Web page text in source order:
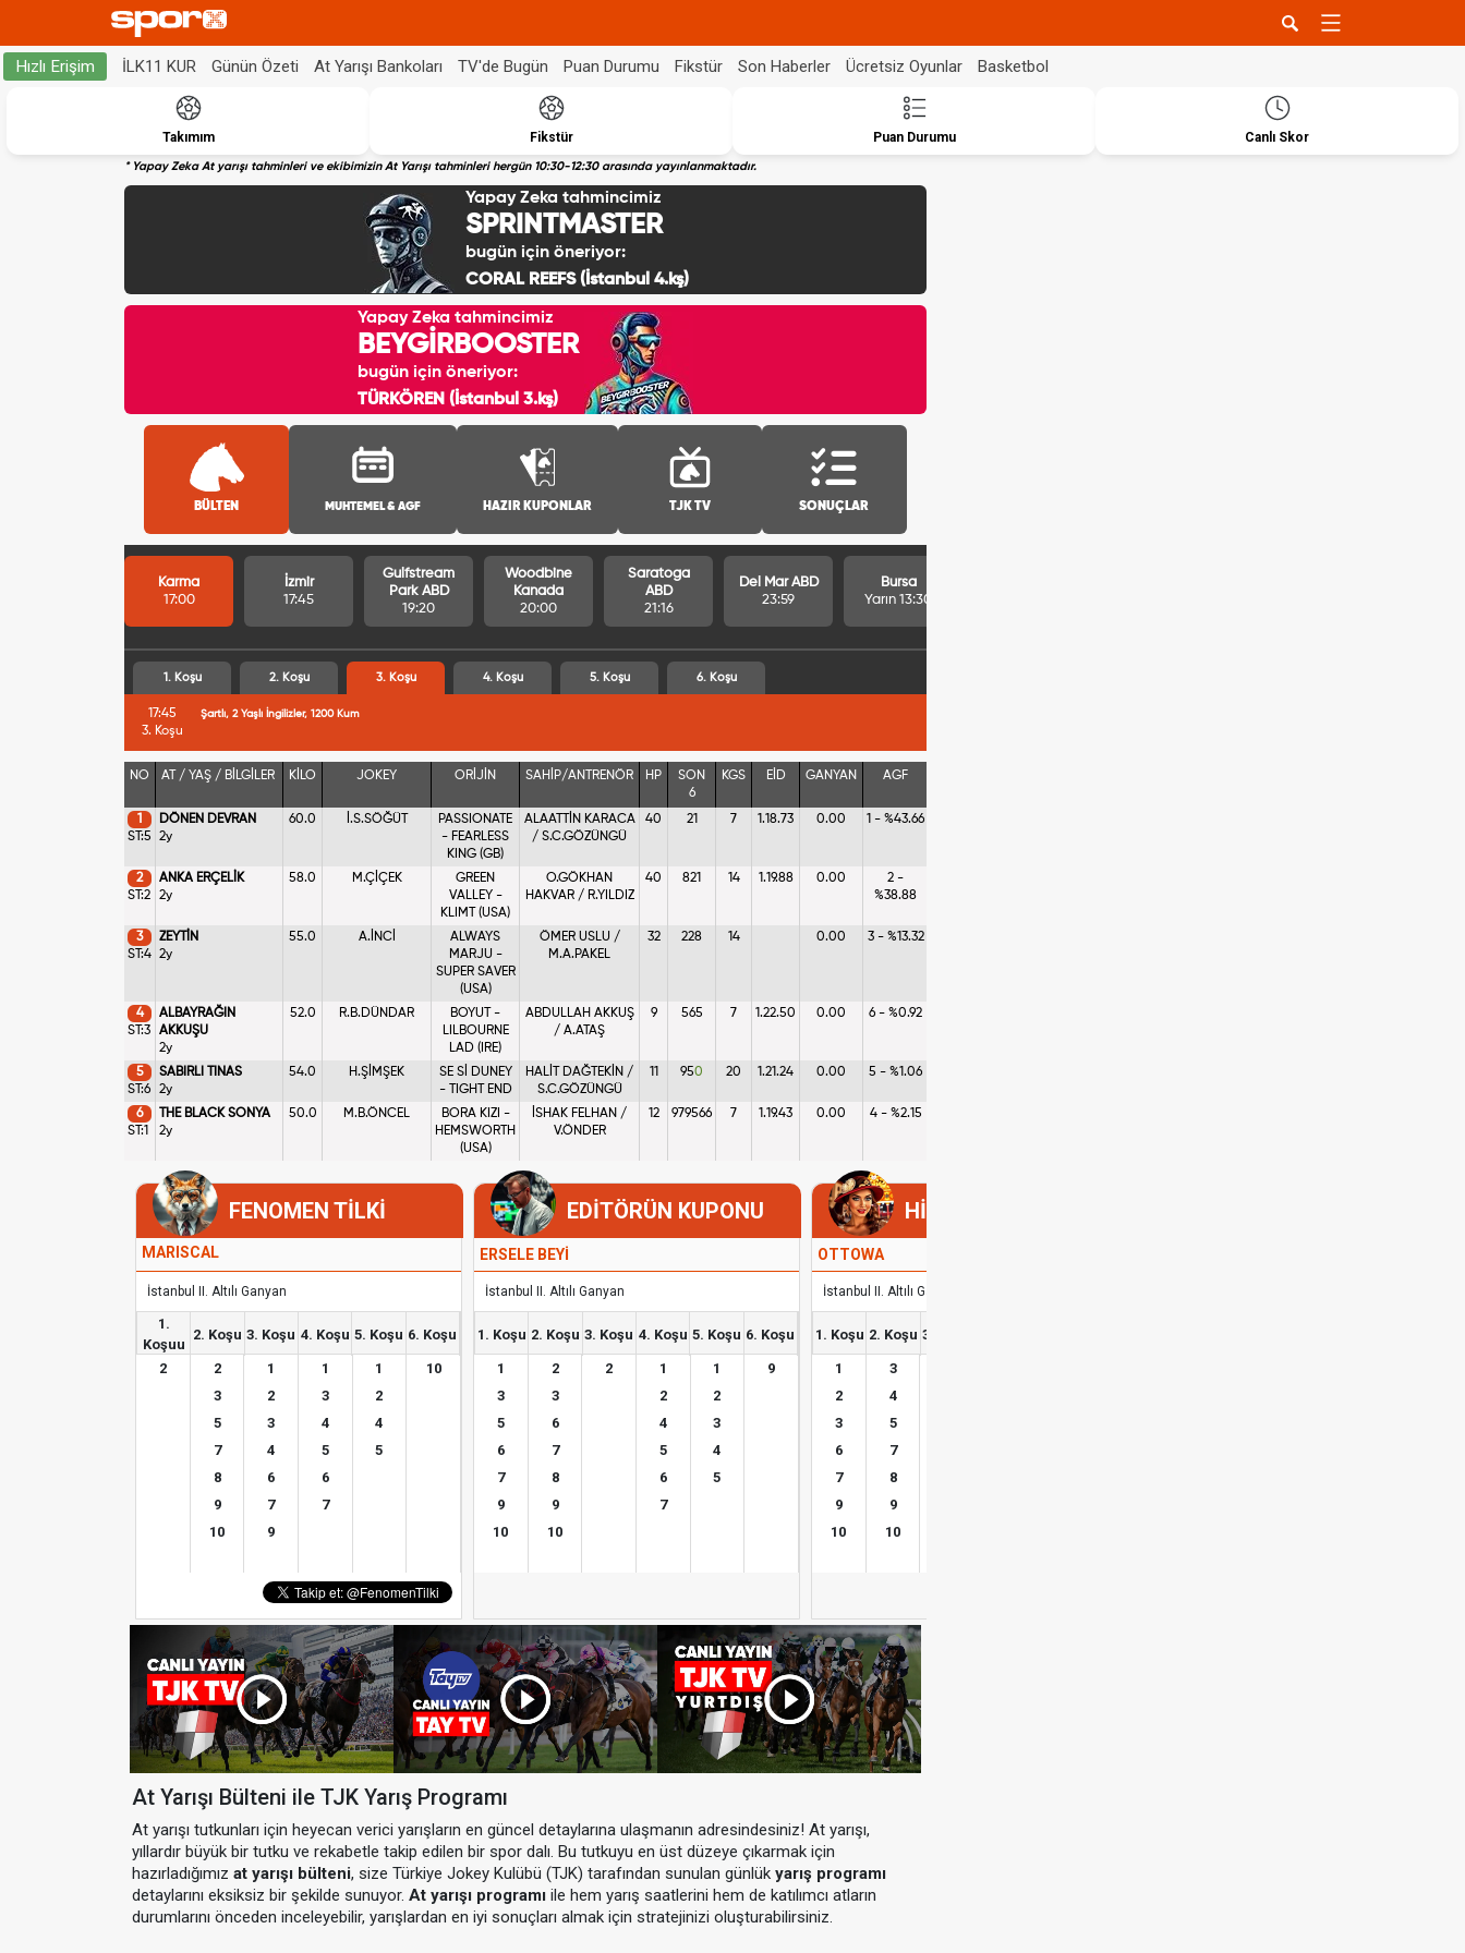
Hızlı Erişim İLK11 KUR Günün Özeti At Yarışı Bankoları TV'de Bugün Puan Durumu Fikstür Son Haberler Ücretsiz Oyunlar Basketbol
Takımım Fikstür Puan Durumu Canlı Skor
* Yapay Zeka At yarışı tahminleri ve ekibimizin At Yarışı tahminleri hergün 10:30-12:30 arasında yayınlanmaktadır.
Yapay Zeka tahmincimiz
SPRINTMASTER
bugün için öneriyor:
CORAL REEFS (İstanbul 4.kş)
Yapay Zeka tahmincimiz
BEYGİRBOOSTER
bugün için öneriyor:
TÜRKÖREN (İstanbul 3.kş)
BÜLTEN MUHTEMEL & AGF HAZIR KUPONLAR TJK TV SONUÇLAR
Karma
17:00
İzmir
17:45
Gulfstream
Park ABD
19:20
Woodbine
Kanada
20:00
Saratoga
ABD
21:16
Del Mar ABD
23:59
Bursa
Yarın 13:30
1. Koşu 2. Koşu 3. Koşu 4. Koşu 5. Koşu 6. Koşu
17:45
3. Koşu
Şartlı, 2 Yaşlı İngilizler, 1200 Kum
NO AT / YAŞ / BİLGİLER KİLO JOKEY ORİJİN SAHİP/ANTRENÖR HP
SON
6
KGS EİD GANYAN AGF
1
ST:5
DÖNEN DEVRAN
2y
60.0 İ.S.SÖĞÜT
PASSIONATE
- FEARLESS
KING (GB)
ALAATTİN KARACA
/ S.C.GÖZÜNGÜ
40 21 7 1.18.73 0.00 1 - %43.66
2
ST:2
ANKA ERÇELİK
2y
58.0 M.ÇİÇEK
GREEN
VALLEY -
KLIMT (USA)
O.GÖKHAN
HAKVAR / R.YILDIZ
40 821 14 1.19.88 0.00
2 -
%38.88
3
ST:4
ZEYTİN
2y
55.0 A.İNCİ
ALWAYS
MARJU -
SUPER SAVER
(USA)
ÖMER USLU /
M.A.PAKEL
32 228 14 0.00 3 - %13.32
4
ST:3
ALBAYRAĞIN
AKKUŞU
2y
52.0 R.B.DÜNDAR
BOYUT -
LILBOURNE
LAD (IRE)
ABDULLAH AKKUŞ
/ A.ATAŞ
9 565 7 1.22.50 0.00 6 - %0.92
5
ST:6
SABIRLI TINAS
2y
54.0 H.ŞİMŞEK
SE Sİ DUNEY
- TIGHT END
HALİT DAĞTEKİN /
S.C.GÖZÜNGÜ
11 950 20 1.21.24 0.00 5 - %1.06
6
ST:1
THE BLACK SONYA
2y
50.0 M.B.ÖNCEL
BORA KIZI -
HEMSWORTH
(USA)
İSHAK FELHAN /
V.ÖNDER
12 979566 7 1.19.43 0.00 4 - %2.15
FENOMEN TİLKİ
MARISCAL
İstanbul II. Altılı Ganyan
1.
Koşuu
2. Koşu 3. Koşu 4. Koşu 5. Koşu 6. Koşu
2
2
3
5
7
8
9
10
1
2
3
4
6
7
9
1
3
4
5
6
7
1
2
4
5
10
EDİTÖRÜN KUPONU
ERSELE BEYİ
İstanbul II. Altılı Ganyan
1. Koşu 2. Koşu 3. Koşu 4. Koşu 5. Koşu 6. Koşu
1
3
5
6
7
9
10
2
3
6
7
8
9
10
2
1
2
4
5
6
7
1
2
3
4
5
9
HİPODROM GÜZELİ
OTTOWA
İstanbul II. Altılı Ganyan
1. Koşu 2. Koşu 3. Koşu
1
2
3
6
7
9
10
3
4
5
7
8
9
10
At Yarışı Bülteni ile TJK Yarış Programı
At yarışı tutkunları için heyecan verici yarışların en güncel detaylarına ulaşmanın adresindesiniz! At yarışı,
yıllardır büyük bir tutku ve rekabetle takip edilen bir spor dalı. Bu tutkuyu en üst düzeye çıkarmak için
hazırladığımızat yarışı bülteni, size Türkiye Jokey Kulübü (TJK) tarafından sunulan günlükyarış programı
detaylarını eksiksiz bir şekilde sunuyor.At yarışı programı ile hem yarış saatlerini hem de katılımcı atların
durumlarını önceden inceleyebilir, yarışlardan en iyi sonuçları almak için stratejinizi oluşturabilirsiniz.